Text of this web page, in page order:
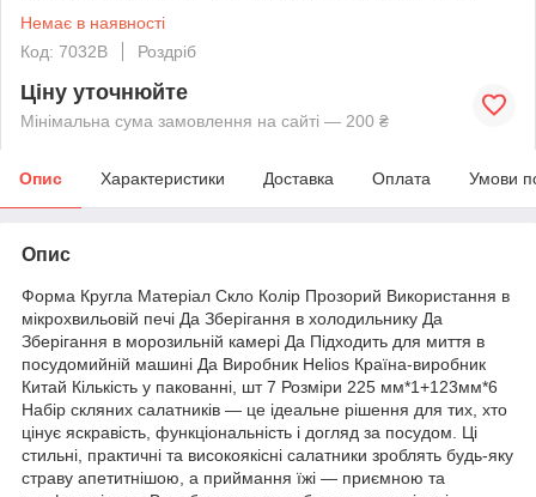
Немає в наявності
Код: 7032B
Роздріб
Ціну уточнюйте
Мінімальна сума замовлення на сайті — 200 ₴
Опис Характеристики Доставка Оплата Умови
Опис
Форма Кругла Матеріал Скло Колір Прозорий Використання в
мікрохвильовій печі Да Зберігання в холодильнику Да
Зберігання в морозильній камері Да Підходить для миття в
посудомийній машині Да Виробник Helios Країна-виробник
Китай Кількість у пакованні, шт 7 Розміри 225 мм*1+123мм*6
Набір скляних салатників — це ідеальне рішення для тих, хто
цінує яскравість, функціональність і догляд за посудом. Ці
стильні, практичні та високоякісні салатники зроблять будь-яку
страву апетитнішою, а приймання їжі — приємною та